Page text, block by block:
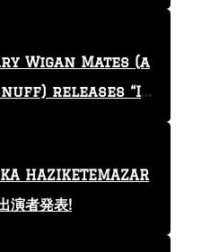
Wigan Mates (a
releases “I
HAZIKETEMAZAR
演者発表!